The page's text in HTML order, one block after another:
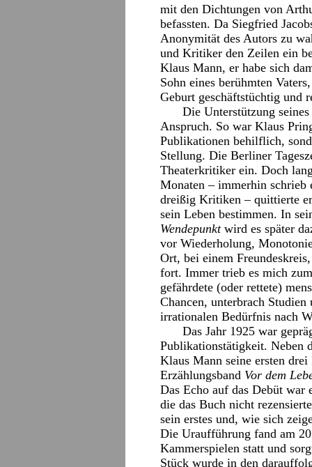
mit den Dichtungen von
befassten. Da Siegfried
Anonymität des Autors zu
und Kritiker den Zeilen ein
Klaus Mann, er habe sich
Sohn eines berühmten
Geburt geschäftstüchtig und
Die Unterstützung
Anspruch. So war Klaus
Publikationen behilflich,
Stellung. Die Berliner
Theaterkritiker ein. Doch
Monaten – immerhin schrieb
dreißig Kritiken – quittierte
sein Leben bestimmen. In
Wendepunktwird es später
vor Wiederholung,
Ort, bei einem
fort. Immer trieb es mich
gefährdete (oder rettete)
Chancen, unterbrach
irrationalen Bedürfnis nach
Das Jahr 1925 war
Publikationstätigkeit. Neben
Klaus Mann seine ersten
Erzählungsband Vor dem
Das Echo auf das Debüt war
die das Buch nicht
sein erstes und, wie sich
Die Uraufführung fand am
Kammerspielen statt und
Stück wurde in den